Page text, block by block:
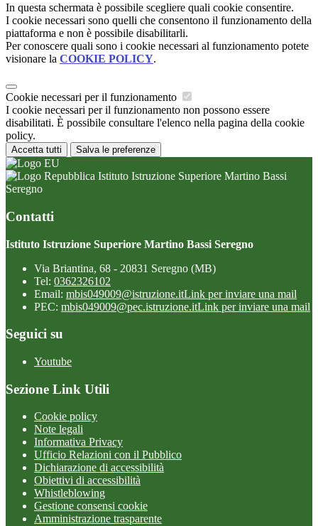
In questa schermata è possibile scegliere quali cookie consentire.
I cookie necessari sono quelli che consentono il funzionamento della
piattaforma e non è possibile disabilitarli.
Per conoscere quali sono i cookie necessari al funzionamento potete
visionare la COOKIE POLICY.
Cookie necessari per il funzionamento
I cookie necessari per il funzionamento non possono essere
disabilitati. È possibile consultare l'elenco nella pagina della cookie
policy.
Accetta tutti Salva le preferenze
Istituto Istruzione Superiore Martino Bassi
Seregno
Contatti
Istituto Istruzione Superiore Martino Bassi Seregno
Via Briantina, 68 - 20831 Seregno (MB)
Tel: 0362326102
Email: mbis049009@istruzione.itLink per inviare una mail
PEC: mbis049009@pec.istruzione.itLink per inviare una mail
Seguici su
Youtube
Sezione Link Utili
Cookie policy
Note legali
Informativa Privacy
Ufficio Relazioni con il Pubblico
Dichiarazione di accessibilità
Obiettivi di accessibilità
Whistleblowing
Gestione consensi cookie
Amministrazione trasparente